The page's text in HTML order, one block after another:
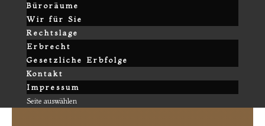
Büroräume
Wir für Sie
Rechtslage
Erbrecht
Gesetzliche Erbfolge
Kontakt
Impressum
Seite auswählen